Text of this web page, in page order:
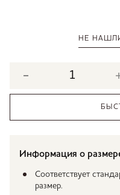
НЕ
Информация о
Соответствует
размер.